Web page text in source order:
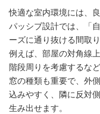
パッ
日差しを取り
快適な室内環境には、
パッシブ設計では、「
ーズに通り抜ける間取
例えば、部屋の対角線
階段周りを考慮するなど
窓の種類も重要で、外
込みやすく、隣に反対
生み出せます。